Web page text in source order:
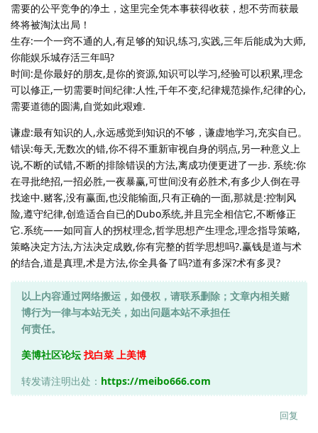
需要的公平竞争的净土，这里完全凭本事获得收获，想不劳而获最
终将被淘汰出局！
生存:一个一窍不通的人,有足够的知识,练习,实践,三年后能成为大师,
你能娱乐城存活三年吗?
时间:是你最好的朋友,是你的资源,知识可以学习,经验可以积累,理念
可以修正,一切需要时间纪律:人性,千年不变,纪律规范操作,纪律的心,
需要道德的圆满,自觉如此艰难.
谦虚:最有知识的人,永远感觉到知识的不够，谦虚地学习,充实自已。
错误:每天,无数次的错,你不得不重新审视自身的弱点,另一种意义上
说,不断的试错,不断的排除错误的方法,离成功便更进了一步. 系统:你
在寻批绝招,一招必胜,一夜暴赢,可世间没有必胜术,有多少人倒在寻
找途中.赌客,没有赢面,也没能输面,只有正确的一面,那就是:控制风
险,遵守纪律,创造适合自已的Dubo系统,并且完全相信它,不断修正
它.系统——如同盲人的拐杖理念,哲学思想产生理念,理念指导策略,
策略决定方法,方法决定成败,你有完整的哲学思想吗?.赢钱是道与术
的结合,道是真理,术是方法,你全具备了吗?道有多深?术有多灵?
以上内容通过网络搬运，如侵权，请联系删除；文章内相关赌
博行为一律与本站无关，如出问题本站不承担任
何责任。
美博社区论坛 找白菜 上美博
转发请注明出处： https://meibo666.com
回复